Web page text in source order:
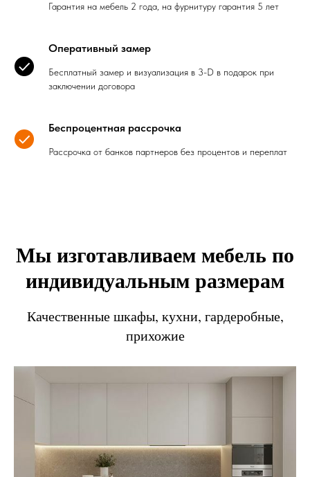
Гарантия на мебель 2 года, на фурнитуру гарантия 5 лет
Оперативный замер
Бесплатный замер и визуализация в 3-D в подарок при
заключении договора
Беспроцентная рассрочка
Рассрочка от банков партнеров без процентов и переплат
Мы изготавливаем мебель по
индивидуальным размерам
Качественные шкафы, кухни, гардеробные,
прихожие